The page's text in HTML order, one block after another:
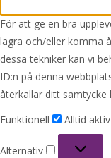
För att ge en bra
lagra och/eller komma
dessa tekniker kan vi
ID:n på denna
återkallar ditt samtycke
Funktionell
Alltid aktiv
Alternativ